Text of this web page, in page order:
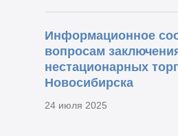
Информационное
вопросам
нестационарных
Новосибирска
24 июля 2025